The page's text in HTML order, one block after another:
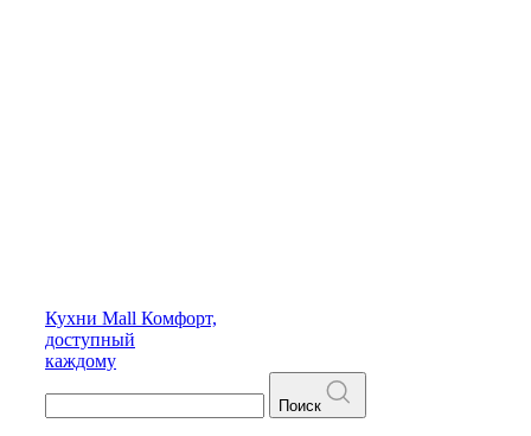
Кухни Mall Комфорт,
доступный
каждому
Поиск